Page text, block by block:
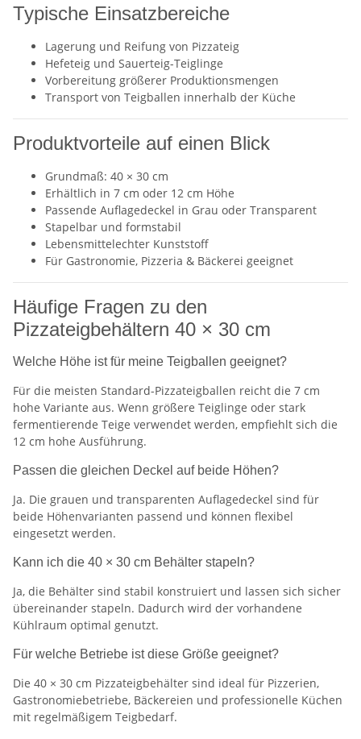
Typische Einsatzbereiche
Lagerung und Reifung von Pizzateig
Hefeteig und Sauerteig-Teiglinge
Vorbereitung größerer Produktionsmengen
Transport von Teigballen innerhalb der Küche
Produktvorteile auf einen Blick
Grundmaß: 40 × 30 cm
Erhältlich in 7 cm oder 12 cm Höhe
Passende Auflagedeckel in Grau oder Transparent
Stapelbar und formstabil
Lebensmittelechter Kunststoff
Für Gastronomie, Pizzeria & Bäckerei geeignet
Häufige Fragen zu den
Pizzateigbehältern 40 × 30 cm
Welche Höhe ist für meine Teigballen geeignet?
Für die meisten Standard-Pizzateigballen reicht die 7 cm
hohe Variante aus. Wenn größere Teiglinge oder stark
fermentierende Teige verwendet werden, empfiehlt sich die
12 cm hohe Ausführung.
Passen die gleichen Deckel auf beide Höhen?
Ja. Die grauen und transparenten Auflagedeckel sind für
beide Höhenvarianten passend und können flexibel
eingesetzt werden.
Kann ich die 40 × 30 cm Behälter stapeln?
Ja, die Behälter sind stabil konstruiert und lassen sich sicher
übereinander stapeln. Dadurch wird der vorhandene
Kühlraum optimal genutzt.
Für welche Betriebe ist diese Größe geeignet?
Die 40 × 30 cm Pizzateigbehälter sind ideal für Pizzerien,
Gastronomiebetriebe, Bäckereien und professionelle Küchen
mit regelmäßigem Teigbedarf.